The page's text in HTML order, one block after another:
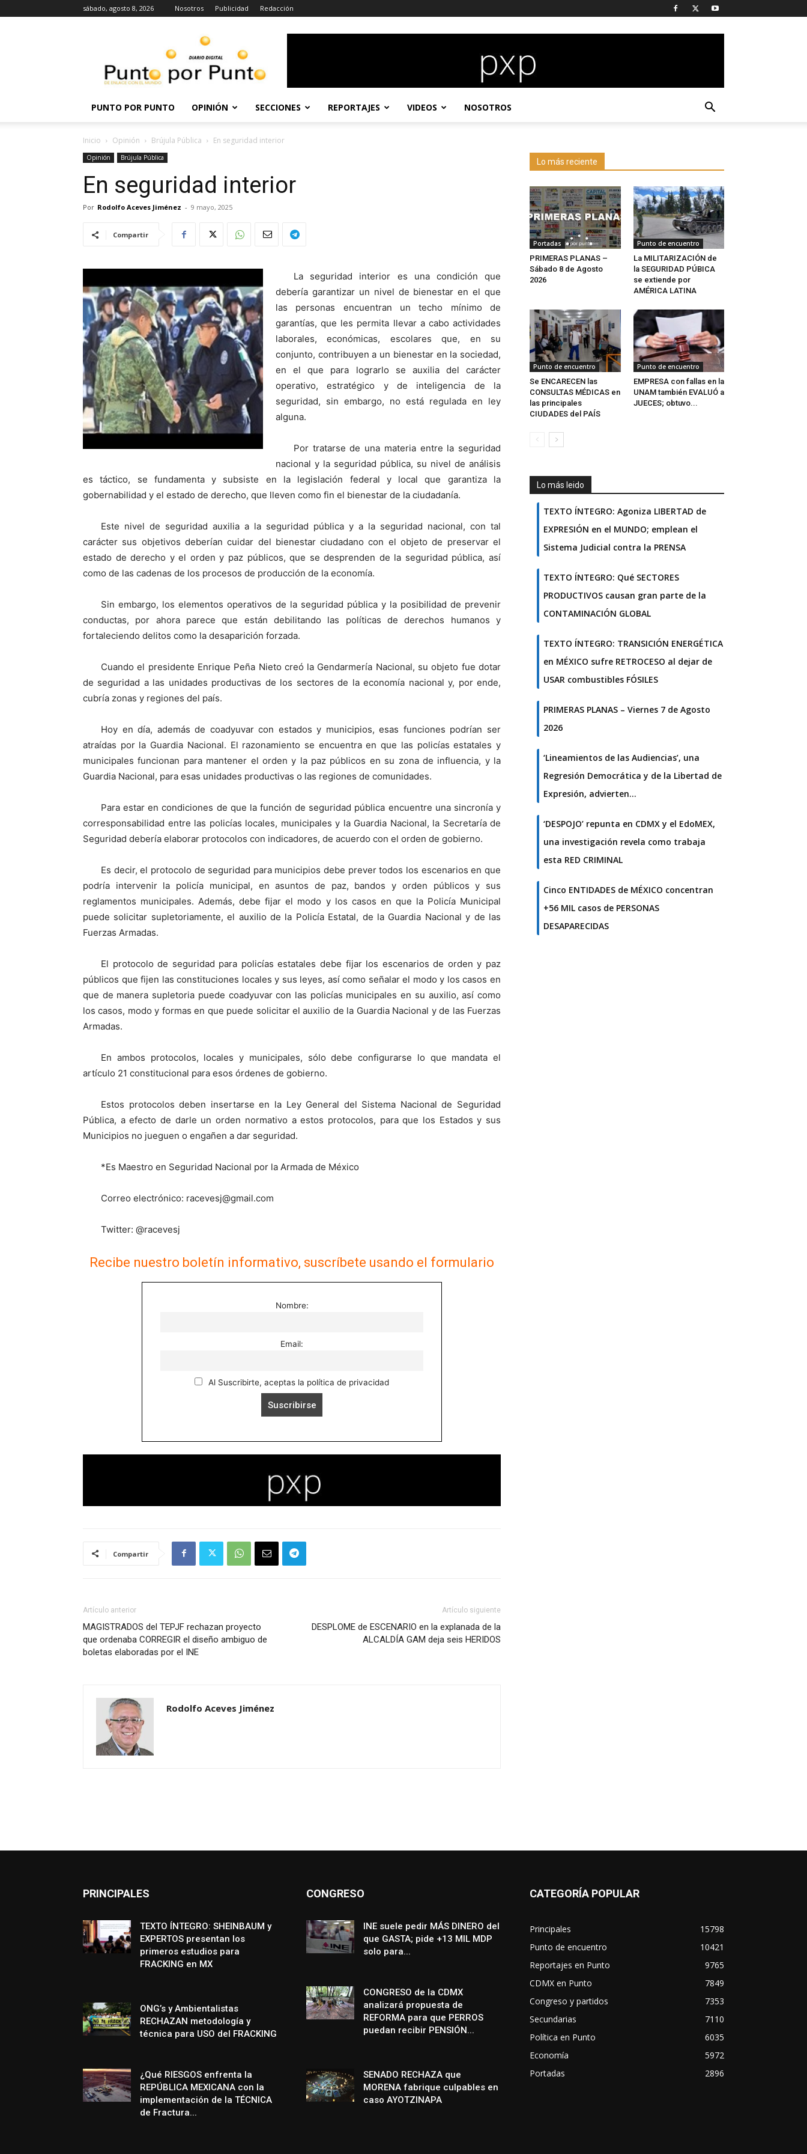
sábado, agosto 8, 2026 Nosotros Publicidad Redacción
Punto
PUNTO POR PUNTO OPINIÓN SECCIONES REPORTAJES VIDEOS NOSOTROS
Inicio Opinión Brújula Pública En seguridad interior
Opinión Brújula Pública
En seguridad interior
Por Rodolfo Aceves Jiménez - 9 mayo, 2025
Compartir
La seguridad interior es una condición que
debería garantizar un nivel de bienestar en el que
las personas encuentran un techo mínimo de
garantías, que les permita llevar a cabo actividades
laborales, económicas, escolares que, en su
conjunto, contribuyen a un bienestar en la sociedad,
en el que para lograrlo se auxilia del carácter
operativo, estratégico y de inteligencia de la
seguridad, sin embargo, no está regulada en ley
alguna.
Por tratarse de una materia entre la seguridad
nacional y la seguridad pública, su nivel de análisis
es táctico, se fundamenta y subsiste en la legislación federal y local que garantiza la
gobernabilidad y el estado de derecho, que lleven como fin el bienestar de la ciudadanía.
Este nivel de seguridad auxilia a la seguridad pública y a la seguridad nacional, con tal
carácter sus objetivos deberían cuidar del bienestar ciudadano con el objeto de preservar el
estado de derecho y el orden y paz públicos, que se desprenden de la seguridad pública, así
como de las cadenas de los procesos de producción de la economía.
Sin embargo, los elementos operativos de la seguridad pública y la posibilidad de prevenir
conductas, por ahora parece que están debilitando las políticas de derechos humanos y
fortaleciendo delitos como la desaparición forzada.
Cuando el presidente Enrique Peña Nieto creó la Gendarmería Nacional, su objeto fue dotar
de seguridad a las unidades productivas de los sectores de la economía nacional y, por ende,
cubría zonas y regiones del país.
Hoy en día, además de coadyuvar con estados y municipios, esas funciones podrían ser
atraídas por la Guardia Nacional. El razonamiento se encuentra en que las policías estatales y
municipales funcionan para mantener el orden y la paz públicos en su zona de influencia, y la
Guardia Nacional, para esas unidades productivas o las regiones de comunidades.
Para estar en condiciones de que la función de seguridad pública encuentre una sincronía y
corresponsabilidad entre las policías locales, municipales y la Guardia Nacional, la Secretaría de
Seguridad debería elaborar protocolos con indicadores, de acuerdo con el orden de gobierno.
Es decir, el protocolo de seguridad para municipios debe prever todos los escenarios en que
podría intervenir la policía municipal, en asuntos de paz, bandos y orden públicos y sus
reglamentos municipales. Además, debe fijar el modo y los casos en que la Policía Municipal
puede solicitar supletoriamente, el auxilio de la Policía Estatal, de la Guardia Nacional y de las
Fuerzas Armadas.
El protocolo de seguridad para policías estatales debe fijar los escenarios de orden y paz
públicos que fijen las constituciones locales y sus leyes, así como señalar el modo y los casos en
que de manera supletoria puede coadyuvar con las policías municipales en su auxilio, así como
los casos, modo y formas en que puede solicitar el auxilio de la Guardia Nacional y de las Fuerzas
Armadas.
En ambos protocolos, locales y municipales, sólo debe configurarse lo que mandata el
artículo 21 constitucional para esos órdenes de gobierno.
Estos protocolos deben insertarse en la Ley General del Sistema Nacional de Seguridad
Pública, a efecto de darle un orden normativo a estos protocolos, para que los Estados y sus
Municipios no jueguen o engañen a dar seguridad.
*Es Maestro en Seguridad Nacional por la Armada de México
Correo electrónico: racevesj@gmail.com
Twitter: @racevesj
Recibe nuestro boletín informativo, suscríbete usando el formulario
Nombre:
Email:
Al Suscribirte, aceptas la política de privacidad
Compartir
Artículo anterior
MAGISTRADOS del TEPJF rechazan proyecto
que ordenaba CORREGIR el diseño ambiguo de
boletas elaboradas por el INE
Artículo siguiente
DESPLOME de ESCENARIO en la explanada de la
ALCALDÍA GAM deja seis HERIDOS
Rodolfo Aceves Jiménez
Lo más reciente
Portadas
PRIMERAS PLANAS –
Sábado 8 de Agosto
2026
Punto de encuentro
La MILITARIZACIÓN de
la SEGURIDAD PÚBICA
se extiende por
AMÉRICA LATINA
Punto de encuentro
Se ENCARECEN las
CONSULTAS MÉDICAS en
las principales
CIUDADES del PAÍS
Punto de encuentro
EMPRESA con fallas en la
UNAM también EVALUÓ a
JUECES; obtuvo...
Lo más leido
TEXTO ÍNTEGRO: Agoniza LIBERTAD de
EXPRESIÓN en el MUNDO; emplean el
Sistema Judicial contra la PRENSA
TEXTO ÍNTEGRO: Qué SECTORES
PRODUCTIVOS causan gran parte de la
CONTAMINACIÓN GLOBAL
TEXTO ÍNTEGRO: TRANSICIÓN ENERGÉTICA
en MÉXICO sufre RETROCESO al dejar de
USAR combustibles FÓSILES
PRIMERAS PLANAS – Viernes 7 de Agosto
2026
‘Lineamientos de las Audiencias’, una
Regresión Democrática y de la Libertad de
Expresión, advierten…
‘DESPOJO’ repunta en CDMX y el EdoMEX,
una investigación revela como trabaja
esta RED CRIMINAL
Cinco ENTIDADES de MÉXICO concentran
+56 MIL casos de PERSONAS
DESAPARECIDAS
PRINCIPALES
TEXTO ÍNTEGRO: SHEINBAUM y
EXPERTOS presentan los
primeros estudios para
FRACKING en MX
ONG’s y Ambientalistas
RECHAZAN metodología y
técnica para USO del FRACKING
¿Qué RIESGOS enfrenta la
REPÚBLICA MEXICANA con la
implementación de la TÉCNICA
de Fractura...
CONGRESO
INE suele pedir MÁS DINERO del
que GASTA; pide +13 MIL MDP
solo para...
CONGRESO de la CDMX
analizará propuesta de
REFORMA para que PERROS
puedan recibir PENSIÓN...
SENADO RECHAZA que
MORENA fabrique culpables en
caso AYOTZINAPA
CATEGORÍA POPULAR
Principales
15798
Punto de encuentro
10421
Reportajes en Punto
9765
CDMX en Punto
7849
Congreso y partidos
7353
Secundarias
7110
Política en Punto
6035
Economía
5972
Portadas
2896